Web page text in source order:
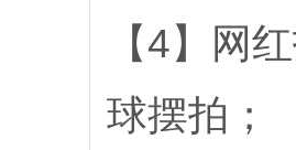
【4】网
球摆拍；